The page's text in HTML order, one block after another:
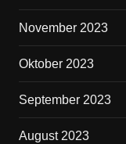
November 2023
Oktober 2023
September 2023
August 2023